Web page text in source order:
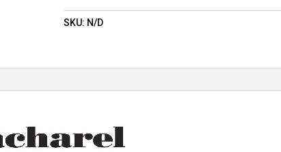
SKU: N/D